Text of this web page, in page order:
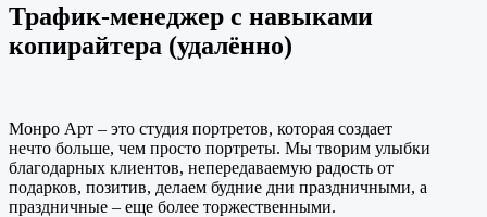
Трафик-менеджер с навыками
копирайтера (удалённо)
Монро Арт – это студия портретов, которая создает
нечто больше, чем просто портреты. Мы творим улыбки
благодарных клиентов, непередаваемую радость от
подарков, позитив, делаем будние дни праздничными, а
праздничные – еще более торжественными.